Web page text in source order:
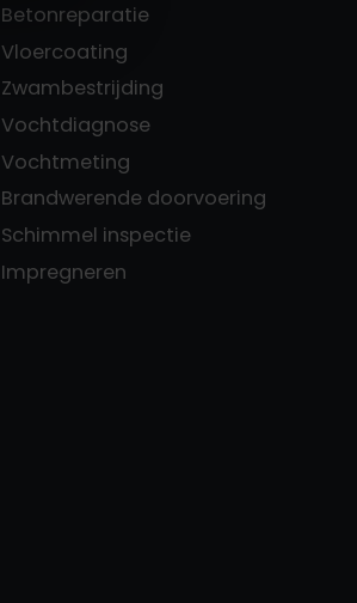
Betonreparatie
Vloercoating
Zwambestrijding
Vochtdiagnose
Vochtmeting
Brandwerende doorvoering
Schimmel inspectie
Impregneren